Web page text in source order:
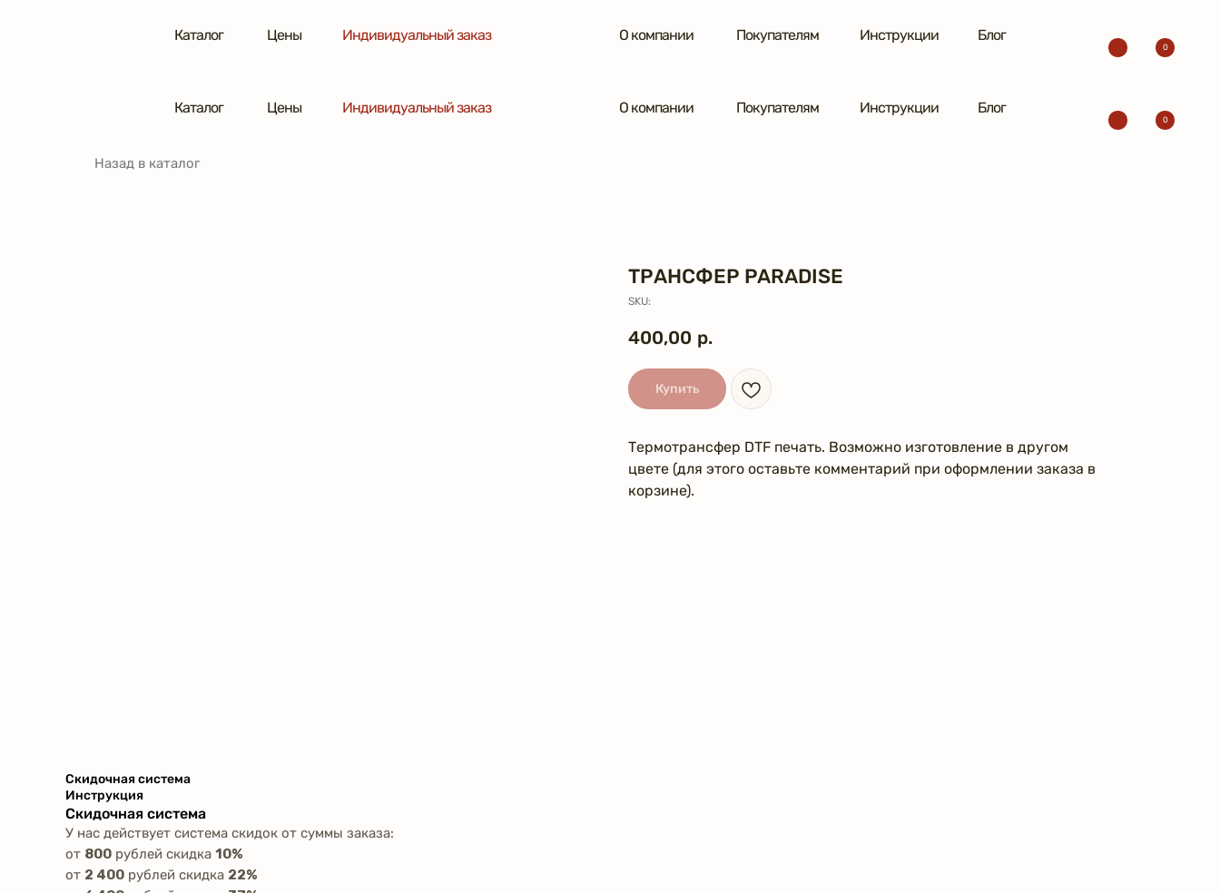
Каталог Индивидуальный заказ О компании Покупателям
0
Инструкции
Цены Блог
Каталог Индивидуальный заказ О компании Покупателям Инструкции
0
Блог
Цены
Назад в каталог
ТРАНСФЕР PARADISE
SKU:
400,00 р.
Купить
Термотрансфер DTF печать. Возможно изготовление в другом
цвете (для этого оставьте комментарий при оформлении заказа в
корзине).
Скидочная система
Инструкция
Скидочная система
У нас действует система скидок от суммы заказа:
от 800 рублей скидка 10%
от 2 400 рублей скидка 22%